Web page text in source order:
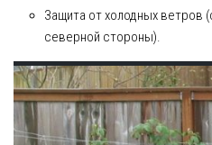
Защита от холодных ветров
северной стороны).